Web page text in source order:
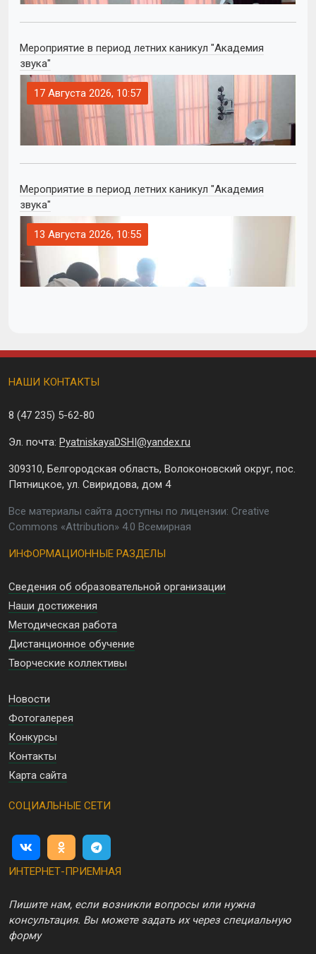
Мероприятие в период летних каникул "Академия
звука"
17 Августа 2026, 10:57
Мероприятие в период летних каникул "Академия
звука"
13 Августа 2026, 10:55
НАШИ КОНТАКТЫ
8 (47 235) 5-62-80
Эл. почта: PyatniskayaDSHI@yandex.ru
309310, Белгородская область, Волоконовский округ, пос.
Пятницкое, ул. Свиридова, дом 4
Все материалы сайта доступны по лицензии: Creative
Commons «Attribution» 4.0 Всемирная
ИНФОРМАЦИОННЫЕ РАЗДЕЛЫ
Сведения об образовательной организации
Наши достижения
Методическая работа
Дистанционное обучение
Творческие коллективы
Новости
Фотогалерея
Конкурсы
Контакты
Карта сайта
СОЦИАЛЬНЫЕ СЕТИ
ИНТЕРНЕТ-ПРИЕМНАЯ
Пишите нам, если возникли вопросы или нужна
консультация. Вы можете задать их через специальную
форму